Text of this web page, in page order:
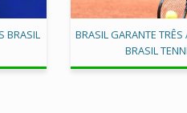
BRASIL
BRASIL GARANTE
BRASIL